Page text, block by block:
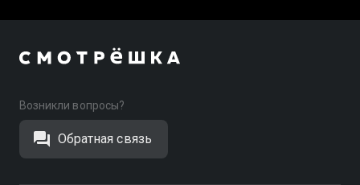
Возникли вопросы?
Обратная связь